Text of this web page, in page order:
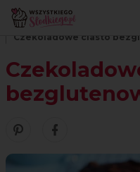
Strona główna
Czekoladowe ciasto
Zobacz nasze piny w
Udostępnij ten